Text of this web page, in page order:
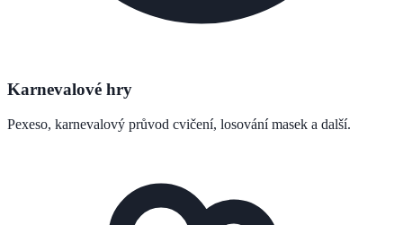
Karnevalové hry
Pexeso, karnevalový průvod cvičení, losování masek a další.